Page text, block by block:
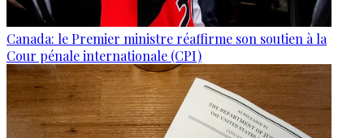
Canada: le Premier ministre réaffirme son soutien à la
Cour pénale internationale (CPI)